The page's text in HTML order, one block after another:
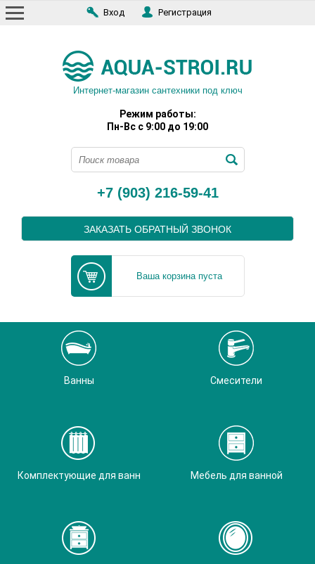
Вход Регистрация
Интернет-магазин сантехники под ключ
Режим работы:
Пн-Вс с 9:00 до 19:00
+7 (903) 216-59-41
ЗАКАЗАТЬ ОБРАТНЫЙ ЗВОНОК
Ваша корзина пуста
Ванны Смесители
Комплектующие для ванн Мебель для ванной